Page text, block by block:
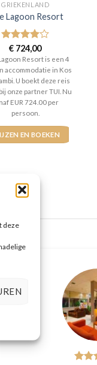
deze
GRIEKENLAND
Lagoon Resort
Gewaardeerd
4uit 5
€ 724,00
Resort is een 4
accommodatie in Kos
U boekt deze reis
onze partner TUI. Nu
EUR 724.00 per
persoon.
EN BOEKEN